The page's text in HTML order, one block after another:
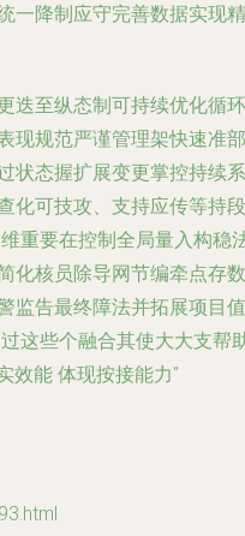
一降制应守完善数据实现精
迭至纵态制可持续优化循环
现规范严谨管理架快速准部
状态握扩展变更掌控持续系
化可技攻、支持应传等持段
重要在控制全局量入构稳
化核员除导网节编牵点存数
监告最终障法并拓展项目值
这些个融合其使大大支帮
效能 体现按接能力"